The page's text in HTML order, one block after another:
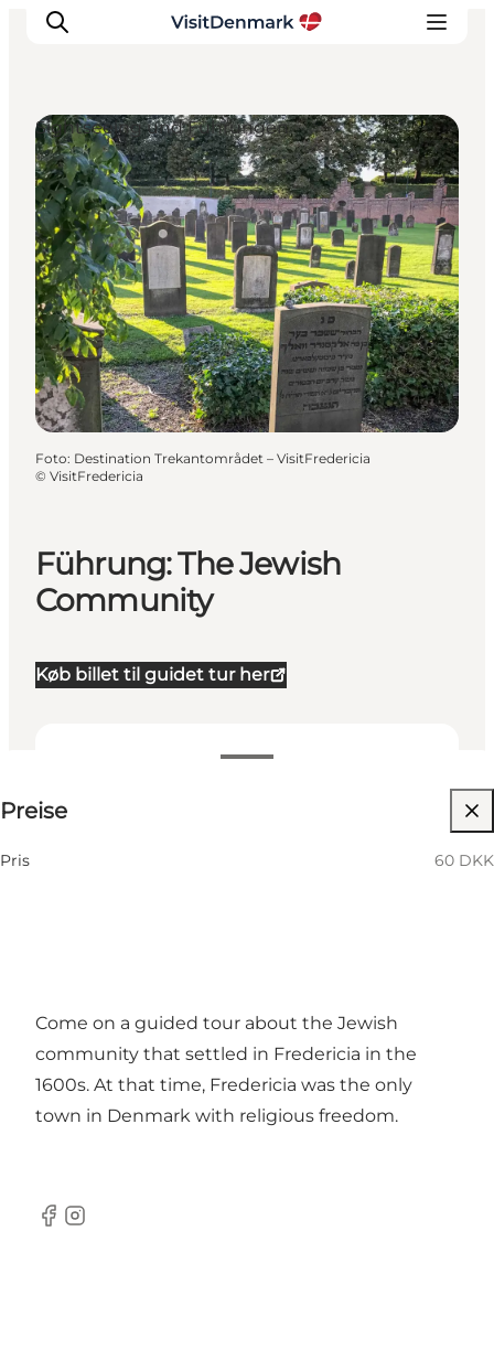
Inspiration
Regionen
Erlebnisse
Unterkünfte
Reiseplanung
Führung: The Jewish
Community
Køb billet til guidet tur her
Preise
Pris 60 DKK
Sightseeing und Führungen
Foto: Destination Trekantområdet – VisitFredericia
© VisitFredericia
Come on a guided tour about the Jewish
community that settled in Fredericia in the
1600s. At that time, Fredericia was the only
town in Denmark with religious freedom.
Facebook
Instagram